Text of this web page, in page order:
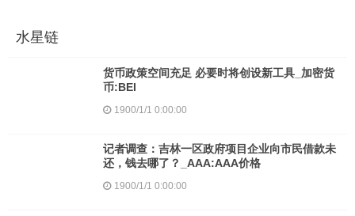
水星链
货币政策空间充足 必要时将创设新工具_加密货
币:BEI
1900/1/1 0:00:00
记者调查：吉林一区政府项目企业向市民借款未
还，钱去哪了？_AAA:AAA价格
1900/1/1 0:00:00